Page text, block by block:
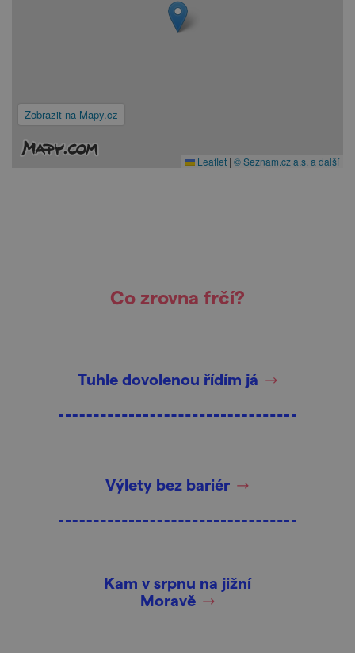
Zobrazit na Mapy.cz
Leaflet | © Seznam.cz a.s. a další
Co zrovna frčí?
Tuhle dovolenou řídím já
Výlety bez bariér
Kam v srpnu na jižní
Moravě